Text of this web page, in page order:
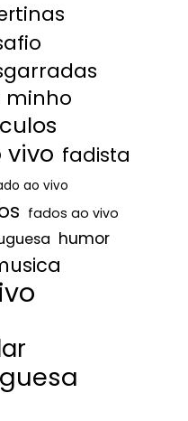
minho
vivo fadista
ao vivo
fados ao vivo
humor